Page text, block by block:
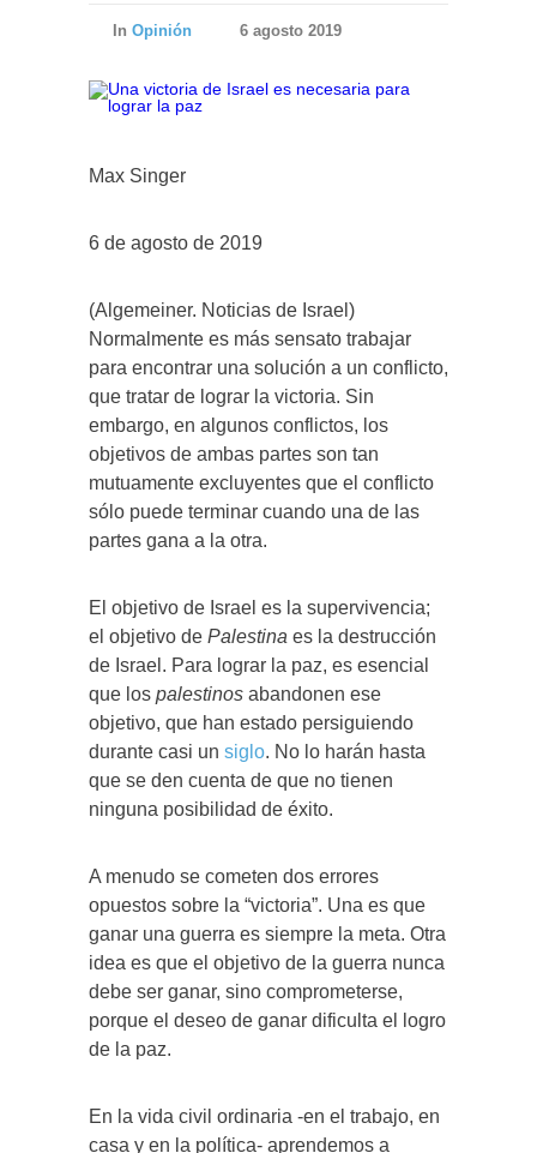
In Opinión 6 agosto 2019
Max Singer
6 de agosto de 2019
(Algemeiner. Noticias de Israel)
Normalmente es más sensato trabajar
para encontrar una solución a un conflicto,
que tratar de lograr la victoria. Sin
embargo, en algunos conflictos, los
objetivos de ambas partes son tan
mutuamente excluyentes que el conflicto
sólo puede terminar cuando una de las
partes gana a la otra.
El objetivo de Israel es la supervivencia;
el objetivo de Palestina es la destrucción
de Israel. Para lograr la paz, es esencial
que los palestinos abandonen ese
objetivo, que han estado persiguiendo
durante casi un siglo. No lo harán hasta
que se den cuenta de que no tienen
ninguna posibilidad de éxito.
A menudo se cometen dos errores
opuestos sobre la “victoria”. Una es que
ganar una guerra es siempre la meta. Otra
idea es que el objetivo de la guerra nunca
debe ser ganar, sino comprometerse,
porque el deseo de ganar dificulta el logro
de la paz.
En la vida civil ordinaria -en el trabajo, en
casa y en la política- aprendemos a